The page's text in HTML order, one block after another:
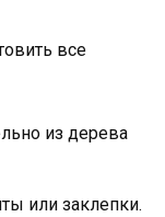
все
из дерева
или заклепки.